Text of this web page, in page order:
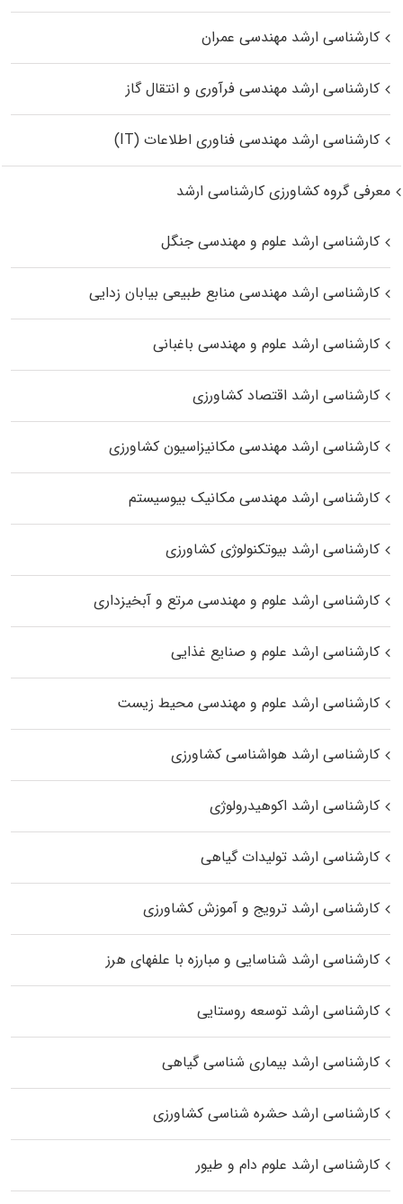
کارشناسی ارشد مهندسی عمران
کارشناسی ارشد مهندسی فرآوری و انتقال گاز
کارشناسی ارشد مهندسی فناوری اطلاعات (IT)
معرفی گروه کشاورزی کارشناسی ارشد
کارشناسی ارشد علوم و مهندسی جنگل
کارشناسی ارشد مهندسی منابع طبیعی بیابان زدایی
کارشناسی ارشد علوم و مهندسی باغبانی
کارشناسی ارشد اقتصاد کشاورزی
کارشناسی ارشد مهندسی مکانیزاسیون کشاورزی
کارشناسی ارشد مهندسی مکانیک بیوسیستم
کارشناسی ارشد بیوتکنولوژی کشاورزی
کارشناسی ارشد علوم و مهندسی مرتع و آبخیزداری
کارشناسی ارشد علوم و صنایع غذایی
کارشناسی ارشد علوم و مهندسی محیط زیست
کارشناسی ارشد هواشناسی کشاورزی
کارشناسی ارشد اکوهیدرولوژی
کارشناسی ارشد تولیدات گیاهی
کارشناسی ارشد ترویج و آموزش کشاورزی
کارشناسی ارشد شناسایی و مبارزه با علفهای هرز
کارشناسی ارشد توسعه روستایی
کارشناسی ارشد بیماری‌ شناسی گیاهی
کارشناسی ارشد حشره‌ شناسی کشاورزی
کارشناسی ارشد علوم دام و طیور